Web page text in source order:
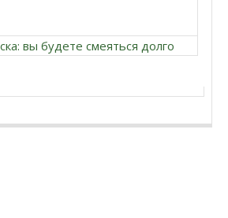
вы будете смеяться долго